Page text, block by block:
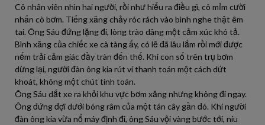
Cô nhân viên nhìn hai người, rồi như hiểu ra điều gì, cô mỉm cười
nhấn cò bơm. Tiếng xăng chảy róc rách vào bình nghe thật êm
tai. Ông Sáu đứng lặng đi, lòng trào dâng một cảm xúc khó tả.
Bình xăng của chiếc xe cà tàng ấy, có lẽ đã lâu lắm rồi mới được
nếm trải cảm giác đầy tràn đến thế. Khi con số trên trụ bơm
dừng lại, người đàn ông kia rút ví thanh toán một cách dứt
khoát, không một chút tính toán.
Ông Sáu dắt xe ra khỏi khu vực bơm xăng nhưng không đi ngay.
Ông đứng đợi dưới bóng râm của một tán cây gần đó. Khi người
đàn ông kia vừa nổ máy định đi, ông Sáu vội vàng bước tới, níu